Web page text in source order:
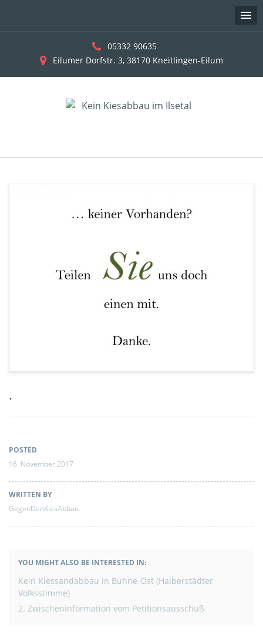
05332 90635
Eilumer Dorfstr. 3, 38170 Kneitlingen-Eilum
.
POSTED
16. November 2017
WRITTEN BY
GegenDenKiesAbbau
YOU MIGHT ALSO BE INTERESTED IN:
BEITRAGSNAVIGATION
Kein Kiessandabbau in Bühne-Ost (Halberstädter
Volksstimme)
2. Zwischeninformation vom Petitionsausschuß